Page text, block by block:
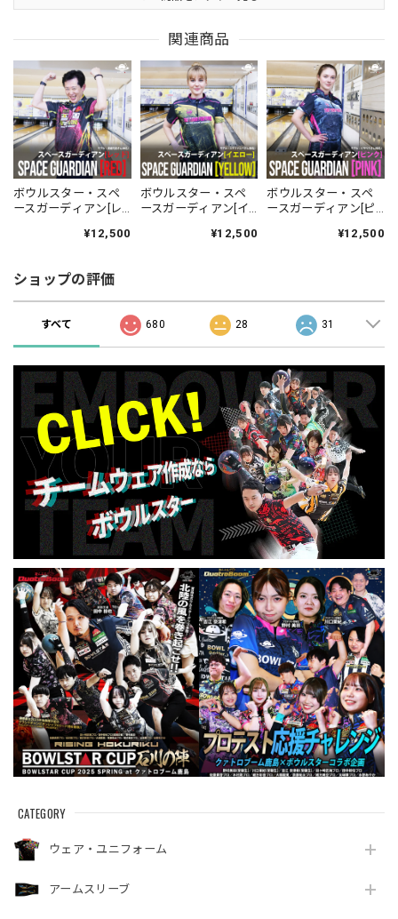
CATEGORY
ウェア・ユニフォーム
アームスリーブ
関連商品
ボウルスター・スペ
ースガーディアン[レ
ェア-350]ネーム入
¥12,500
ボウルスター・スペ
ースガーディアン[イ
ウェア-350]ネーム入
¥12,500
ボウルスター・スペ
ースガーディアン[ピ
ェア-350]ネーム入
¥12,500
ショップの評価
すべて 680 28 31